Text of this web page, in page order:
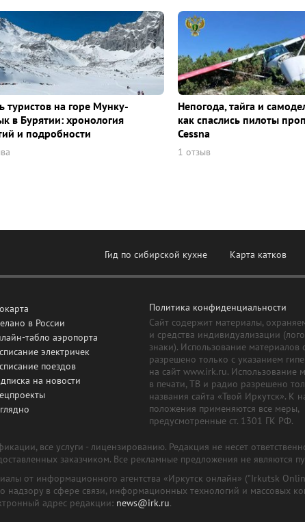
туристов на горе Мунку-
в Бурятии: хронология
и подробности
Непогода, тайга и
как спаслись пилоты
Cessna
1 отзыв
Гид по сибирской кухне Карта катков
в России
табло аэропорта
электричек
поездов
на новости
Политика конфиденциальности
Сайт содержит материалы,
и средства индивидуализации
знаки). Использование материалов
разрешено только с указанием
на сайт www.irk.ru. Использование
в печати, ТВ и радио разрешено
названия сайта «Твой Иркутск». К
положения применяются все меры,
предусмотренные ст. 1301 ГК РФ.
все услуги - лицензированию. Редакция не несет
заказчиком. Все рекламные предложения не являются
от информационного агентства «Иркутск онлайн» ("Irkutsk
в сфере связи, информационных технологий и массовых
адрес редакции: news@irk.ru.